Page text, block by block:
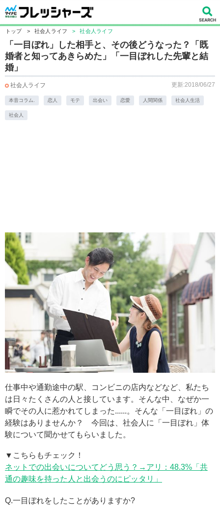
トップ > 社会人ライフ > 社会人ライフ
「一目ぼれ」した相手と、その後どうなった？「既
婚者と知ってあきらめた」「一目ぼれした先輩と結
婚」
社会人ライフ 更新:2018/06/27
本音コラム. 恋人 モテ 出会い 恋愛 人間関係 社会人生活
社会人
仕事中や通勤途中の駅、コンビニの店内などなど、私たち
は日々たくさんの人と接しています。そんな中、なぜか一
瞬でその人に惹かれてしまった......。そんな「一目ぼれ」の
経験はありませんか？ 今回は、社会人に「一目ぼれ」体
験について聞かせてもらいました。
▼こちらもチェック！
ネットでの出会いについてどう思う？→アリ：48.3%「共
通の趣味を持った人と出会うのにピッタリ」
Q.一目ぼれをしたことがありますか?